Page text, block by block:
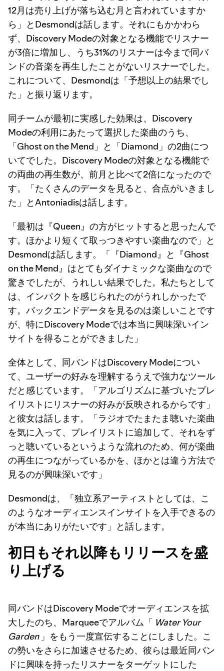
12月は売り上げが落ち込む月と言われていますか
ら」とDesmondは話します。それにもかかわら
ず、Discovery Modeの対象となる機能でリスナー
が3倍に増加し、うち31%のリスナーは今まで同バ
ンドの音楽を再生したことがないリスナーでした。
これについて、Desmondは「予想以上の結果でし
た」と振り返ります。
同チームが最初に実感した効果は、Discovery
Modeの利用にあたって選択した楽曲のうち、
「Ghost on the Mend」と「Diamond」の2曲につ
いてでした。Discovery Modeの対象となる機能で
の両曲の再生数が、前月と比べて2倍になったので
す。「たくさんのデータを見ると、合点がいきまし
た」とAntoniadisは話します。
「最初は『Queen』の方がヒットすると思ったんで
す。ほかより短くて取っつきやすい楽曲なので」と
Desmondは話します。「『Diamond』と『Ghost
on the Mend』はとてもダイナミックな楽曲なので
驚きでしたが、うれしい結果でした。私たちとして
は、インパクトを感じられたのがうれしかったで
す。バックエンドデータを見るのは楽しいことです
が、特にDiscovery Modeでは本当に興味深いイン
サイトを得ることができました」
全体として、同バンドはDiscovery Modeについ
て、ユーザーの好みを理解するうえで強力なツール
だと感じています。「アルゴリズムに基づいたプレ
イリストにリスナーの好みが反映されるからです」
と彼女は話します。「ラジオでたまたま聴いた楽曲
を気に入って、プレイリストに追加して、それをず
っと聴いているというような流れのため、何が楽曲
の再生につながっているかを、ほかとは違う方法で
見るのが興味深いです」
Desmondは、「独立系アーティストとしては、こ
のようなオーディエンスインサイトを入手できるの
が本当にありがたいです」と話します。
初日もそれ以降もリリースを盛
り上げる
同バンドはDiscovery Modeでオーディエンスを拡
大したのち、Marqueeでアルバム「 Water Your
Garden」をもう一度宣伝することにしました。こ
の勢いをさらに加速させるため、彼らは最近同バン
ドに興味を持ったリスナーをターゲットにした